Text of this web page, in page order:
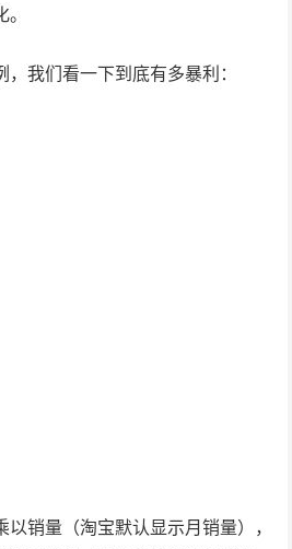
我们看一下到底有多暴利：
销量（淘宝默认显示月销量），